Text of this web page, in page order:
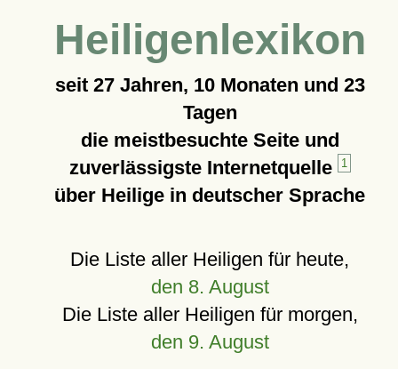
Heiligenlexikon
seit 27 Jahren, 10 Monaten und 23
Tagen
die meistbesuchte Seite und
zuverlässigste Internetquelle
1
über Heilige in deutscher Sprache
Die Liste aller Heiligen für heute,
den 8. August
Die Liste aller Heiligen für morgen,
den 9. August